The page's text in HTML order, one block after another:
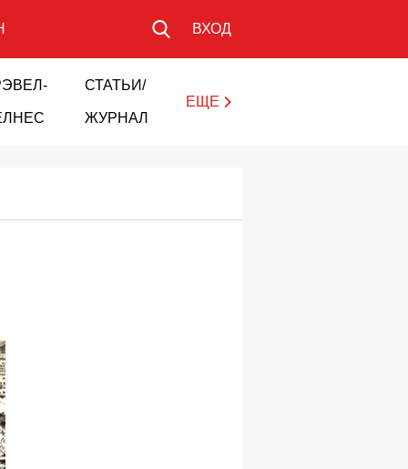
ВХОД
СТАТЬИ/
ЖУРНАЛ
ЕЩЕ